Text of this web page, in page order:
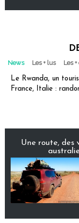
News Les + lus Les
Le Rwanda, un
France, Italie :
Une route, des